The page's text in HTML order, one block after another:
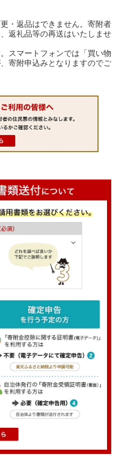
・返品はできません。寄附者
返礼品等の再送はいたしませ
スマートフォンでは「買い物
寄附申込みとなりますのでご